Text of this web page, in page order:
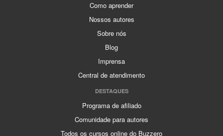
Como aprender
Nossos autores
Sobre nós
Blog
Imprensa
Central de atendimento
DESTAQUES
Programa de afiliado
Comunidade para autores
Todos os cursos online do Buzzero